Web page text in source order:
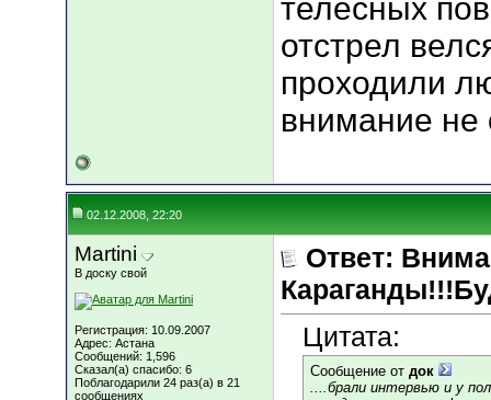
телесных
отстрел
проходили
внимание не
02.12.2008, 22:20
Martini
В доску свой
Регистрация: 10.09.2007
Адрес: Астана
Сообщений: 1,596
Сказал(а) спасибо: 6
Поблагодарили 24 раз(а) в 21
сообщениях
Ответ:
Цитата:
Сообщение от док
....брали интервью и у